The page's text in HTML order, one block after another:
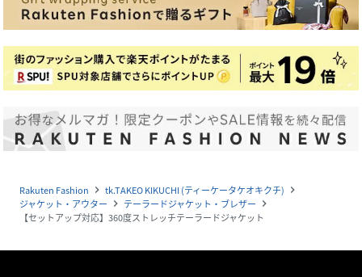
Rakuten Fashion navigate_next tk.TAKEO KIKUCHI (ティーケータケオキクチ) navigate_next
ジャケット・アウター navigate_next テーラードジャケット・ブレザー navigate_next
【セットアップ対応】360度ストレッチテーラードジャケット